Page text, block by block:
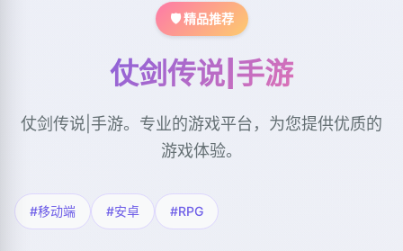
🛡️ 精品推荐
仗剑传说|手游
仗剑传说|手游。专业的游戏平台，为您提供优质的
游戏体验。
#移动端 #安卓 #RPG